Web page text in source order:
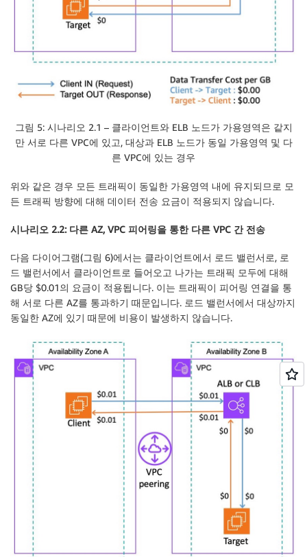
그림 5: 시나리오 2.1 – 클라이언트와 ELB 노드가 가용영역은 같지
만 서로 다른 VPC에 있고, 대상과 ELB 노드가 동일 가용영역 및 다
른 VPC에 있는 경우
위와 같은 경우 모든 트래픽이 동일한 가용영역 내에 유지되므로 모
든 트래픽 방향에 대해 데이터 전송 요금이 적용되지 않습니다.
시나리오 2.2: 다른 AZ, VPC 피어링을 통한 다른 VPC 간 전송
다음 다이어그램(그림 6)에서는 클라이언트에서 로드 밸런서로, 로
드 밸런서에서 클라이언트로 들어오고 나가는 트래픽 모두에 대해
GB당 $0.01의 요금이 적용됩니다. 이는 트래픽이 피어링 연결을 통
해 서로 다른 AZ를 통과하기 때문입니다. 로드 밸런서에서 대상까지
동일한 AZ에 있기 때문에 비용이 발생하지 않습니다.